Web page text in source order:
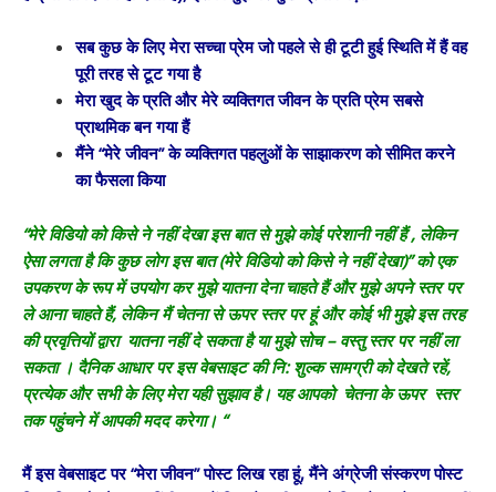
सब कुछ के लिए मेरा सच्चा प्रेम जो पहले से ही टूटी हुई स्थिति में हैं वह
पूरी तरह से टूट गया है
मेरा खुद के प्रति और मेरे व्यक्तिगत जीवन के प्रति प्रेम सबसे
प्राथमिक बन गया हैं
मैंने “मेरे जीवन” के व्यक्तिगत पहलुओं के साझाकरण को सीमित करने
का फैसला किया
“मेरे विडियो को किसे ने नहीं देखा इस बात से मुझे कोई परेशानी नहीं हैं , लेकिन
ऐसा लगता है कि कुछ लोग इस बात (मेरे विडियो को किसे ने नहीं देखा)” को एक
उपकरण के रूप में उपयोग कर मुझे यातना देना चाहते हैं और मुझे अपने स्तर पर
ले आना चाहते हैं, लेकिन मैं चेतना से ऊपर स्तर पर हूं और कोई भी मुझे इस तरह
की प्रवृत्तियों द्वारा यातना नहीं दे सकता है या मुझे सोच – वस्तु स्तर पर नहीं ला
सकता । दैनिक आधार पर इस वेबसाइट की नि: शुल्क सामग्री को देखते रहें,
प्रत्येक और सभी के लिए मेरा यही सुझाव है। यह आपको चेतना के ऊपर स्तर
तक पहुंचने में आपकी मदद करेगा। “
मैं इस वेबसाइट पर “मेरा जीवन” पोस्ट लिख रहा हूं, मैंने अंग्रेजी संस्करण पोस्ट